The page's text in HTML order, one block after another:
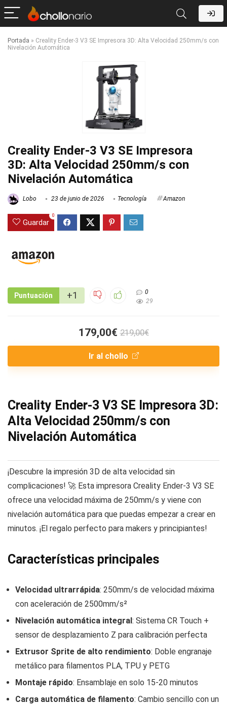
Portada » Creality Ender-3 V3 SE Impresora 3D: Alta Velocidad 250mm/s con
Nivelación Automática
Creality Ender-3 V3 SE Impresora
3D: Alta Velocidad 250mm/s con
Nivelación Automática
Lobo 23 de junio de 2026 Tecnología Amazon
Guardar
0
Puntuación +1
0
29
179,00€ 219,00€
Ir al chollo
Creality Ender-3 V3 SE Impresora 3D:
Alta Velocidad 250mm/s con
Nivelación Automática
¡Descubre la impresión 3D de alta velocidad sin
complicaciones! 🚀 Esta impresora Creality Ender-3 V3 SE
ofrece una velocidad máxima de 250mm/s y viene con
nivelación automática para que puedas empezar a crear en
minutos. ¡El regalo perfecto para makers y principiantes!
Características principales
Velocidad ultrarrápida: 250mm/s de velocidad máxima
con aceleración de 2500mm/s²
Nivelación automática integral : Sistema CR Touch +
sensor de desplazamiento Z para calibración perfecta
Extrusor Sprite de alto rendimiento: Doble engranaje
metálico para filamentos PLA, TPU y PETG
Montaje rápido: Ensamblaje en solo 15-20 minutos
Carga automática de filamento: Cambio sencillo con un